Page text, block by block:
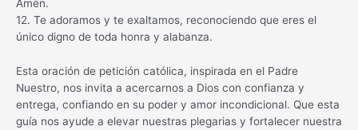
Amén.
12. Te adoramos y te exaltamos, reconociendo que eres el
único digno de toda honra y alabanza.
Esta oración de petición católica, inspirada en el Padre
Nuestro, nos invita a acercarnos a Dios con confianza y
entrega, confiando en su poder y amor incondicional. Que esta
guía nos ayude a elevar nuestras plegarias y fortalecer nuestra